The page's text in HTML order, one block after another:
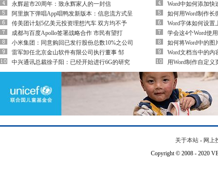
永辉超市20周年：致永辉家人的一封信
阿里旗下弹唱App唱鸭发新版本：信息流方式呈
传美团计划5亿美元投资理想汽车 双方均不予
成都与百度Apollo签署战略合作 市民有望打
小米集团：同意购回已发行股份总数10%之公司
雷军卸任北京金山软件有限公司执行董事 邹
中兴通讯总裁徐子阳：已经开始进行6G的研究
Word中如何添加快
如何用Word制作长
Word字体如何设置
学会这4个Word使
如何将Word中的图
Word文档当中的内
用Word制作自定
关于本站 - 网上
Copyright © 2008 - 2020